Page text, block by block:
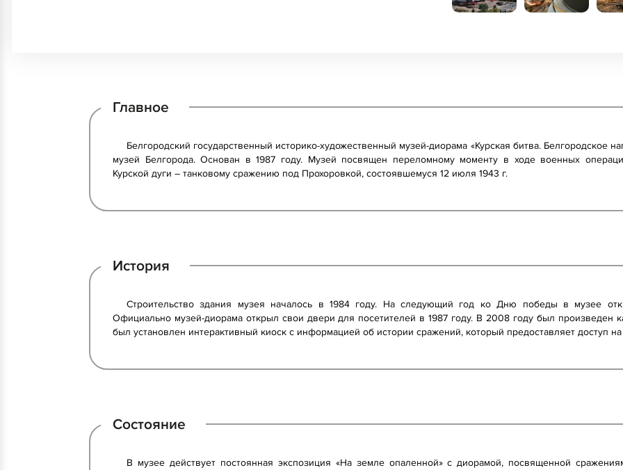
Главное
Белгородский государственный историко-художественный музей-диорама «Курская битва. Белгородское
музей Белгорода. Основан в 1987 году. Музей посвящен переломному моменту в ходе военных
Курской дуги – танковому сражению под Прохоровкой, состоявшемуся 12 июля 1943 г.
История
Строительство здания музея началось в 1984 году. На следующий год ко Дню победы в музее
Официально музей-диорама открыл свои двери для посетителей в 1987 году. В 2008 году был произведен
был установлен интерактивный киоск с информацией об истории сражений, который предоставляет доступ
Состояние
В музее действует постоянная экспозиция «На земле опаленной» с диорамой, посвященной